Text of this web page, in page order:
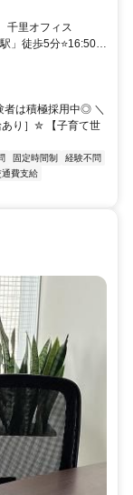
千里オフィス
」徒歩5分⭐16:50定
者は積極採用中◎ ＼
り］✮ 【子育て世
固定時間制
経験不問
通費支給